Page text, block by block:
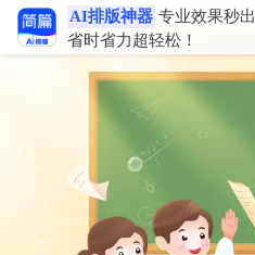
AI排版神器 专业效果秒出
省时省力超轻松！